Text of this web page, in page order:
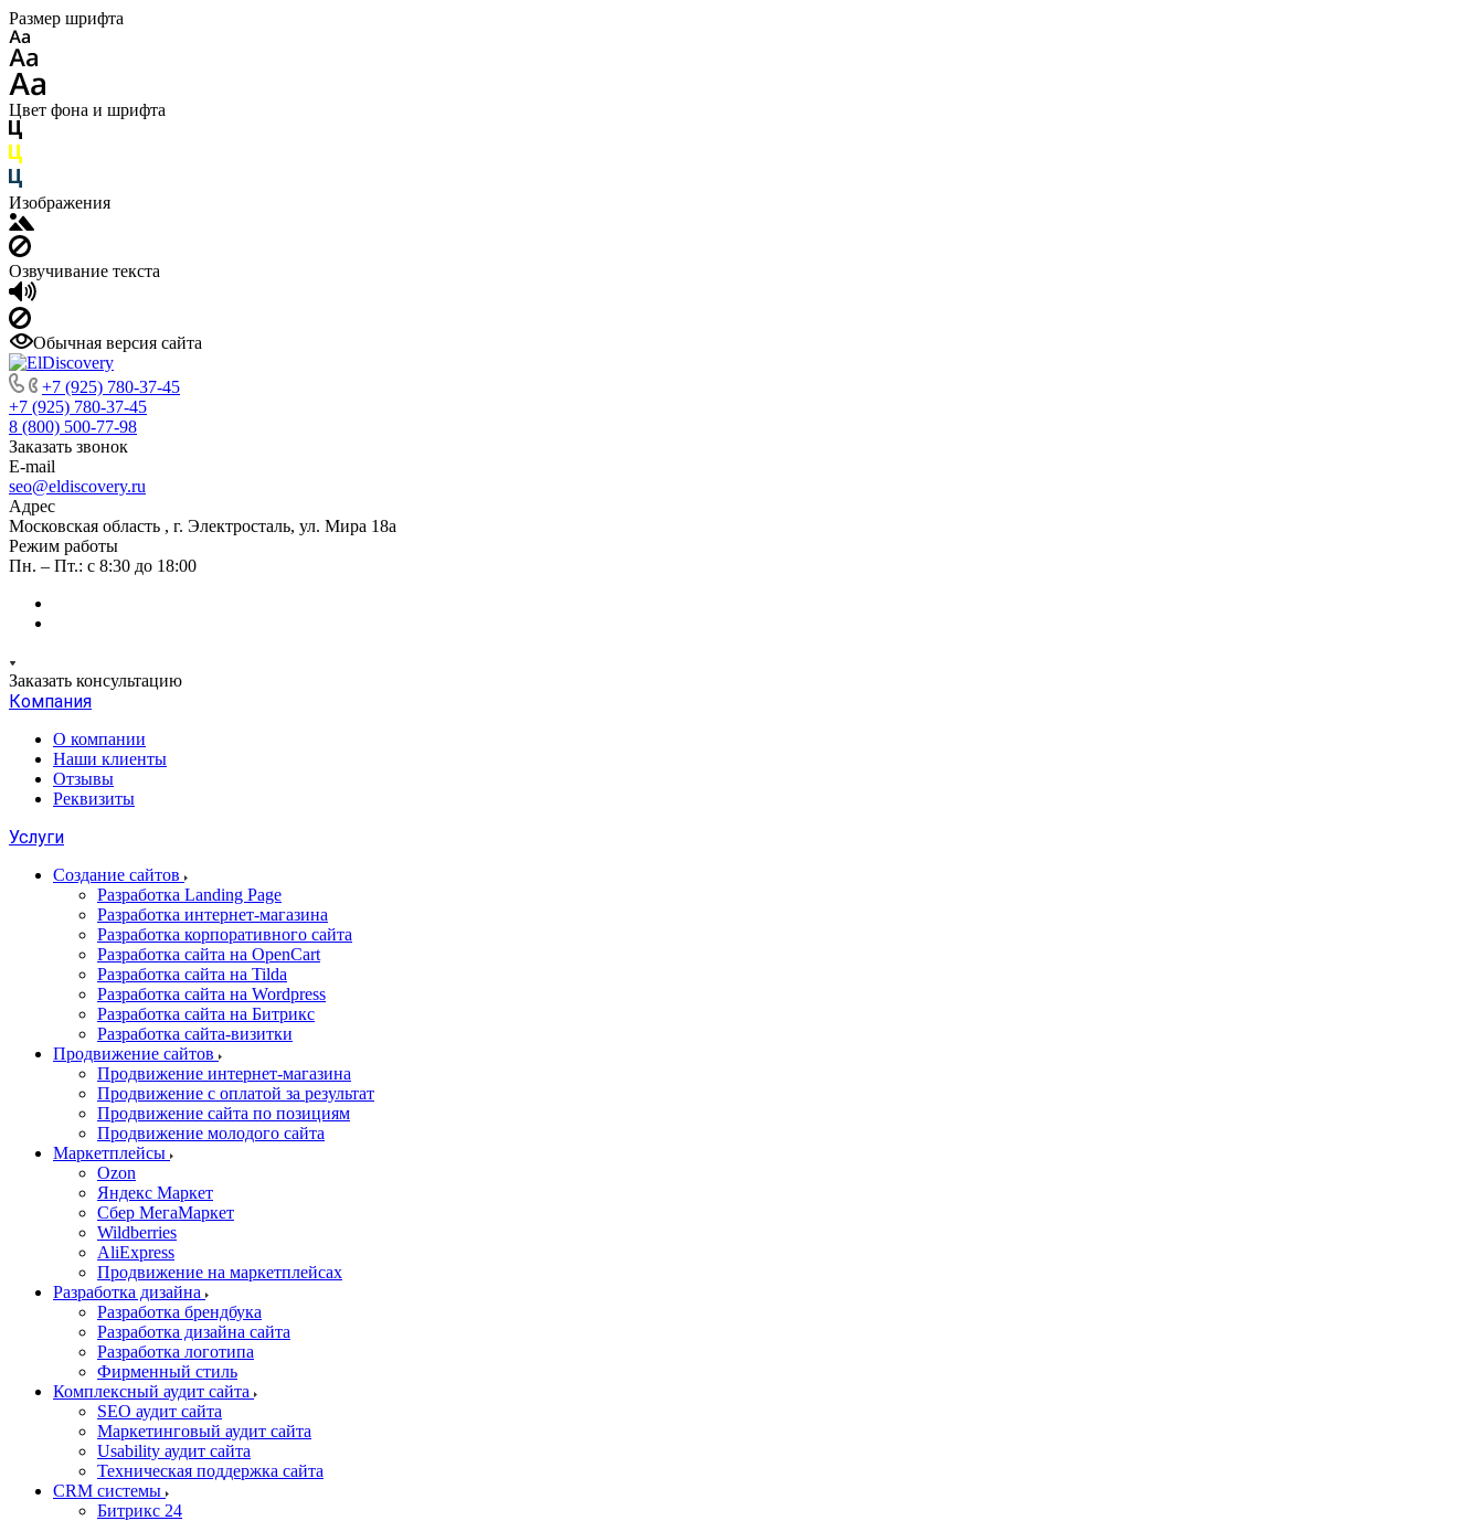
Размер шрифта
Цвет фона и шрифта
Изображения
Озвучивание текста
Обычная версия сайта
+7 (925) 780-37-45
+7 (925) 780-37-45
8 (800) 500-77-98
Заказать звонок
E-mail
seo@eldiscovery.ru
Адрес
Московская область , г. Электросталь, ул. Мира 18а
Режим работы
Пн. – Пт.: с 8:30 до 18:00
Заказать консультацию
Компания
О компании
Наши клиенты
Отзывы
Реквизиты
Услуги
Создание сайтов
Разработка Landing Page
Разработка интернет-магазина
Разработка корпоративного сайта
Разработка сайта на OpenCart
Разработка сайта на Tilda
Разработка сайта на Wordpress
Разработка сайта на Битрикс
Разработка сайта-визитки
Продвижение сайтов
Продвижение интернет-магазина
Продвижение с оплатой за результат
Продвижение сайта по позициям
Продвижение молодого сайта
Маркетплейсы
Ozon
Яндекс Маркет
Сбер МегаМаркет
Wildberries
AliExpress
Продвижение на маркетплейсах
Разработка дизайна
Разработка брендбука
Разработка дизайна сайта
Разработка логотипа
Фирменный стиль
Комплексный аудит сайта
SEO аудит сайта
Маркетинговый аудит сайта
Usability аудит сайта
Техническая поддержка сайта
CRM системы
Битрикс 24